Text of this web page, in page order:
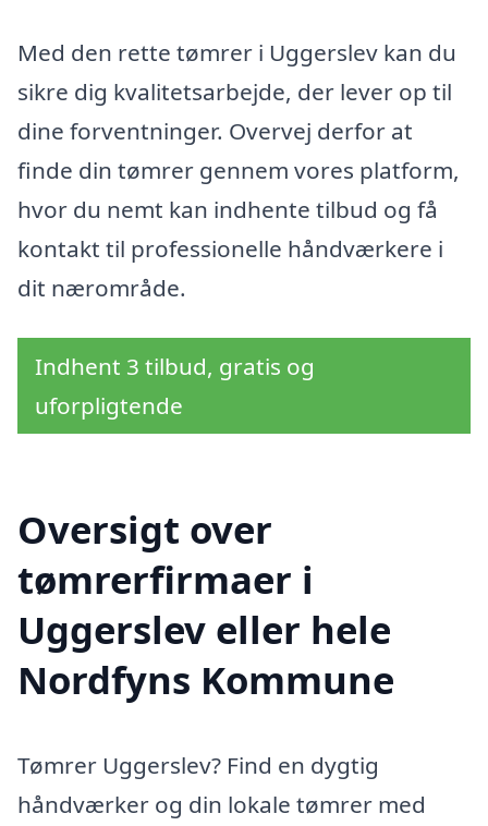
Med den rette tømrer i Uggerslev kan du
sikre dig kvalitetsarbejde, der lever op til
dine forventninger. Overvej derfor at
finde din tømrer gennem vores platform,
hvor du nemt kan indhente tilbud og få
kontakt til professionelle håndværkere i
dit nærområde.
Indhent 3 tilbud, gratis og
uforpligtende
Oversigt over
tømrerfirmaer i
Uggerslev eller hele
Nordfyns Kommune
Tømrer Uggerslev? Find en dygtig
håndværker og din lokale tømrer med